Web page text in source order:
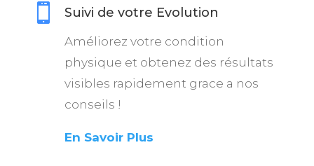
 Suivi de votre Evolution
Améliorez votre condition
physique et obtenez des résultats
visibles rapidement grace a nos
conseils !
En Savoir Plus